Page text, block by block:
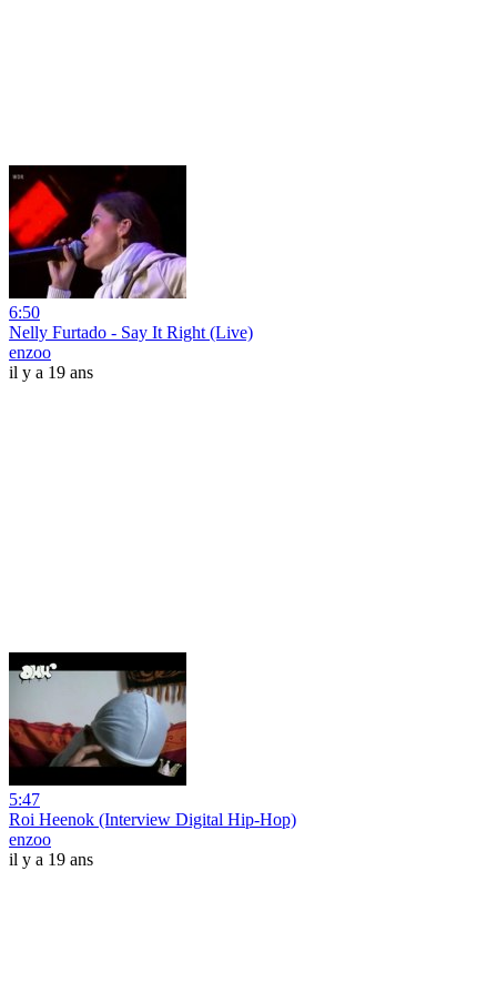
6:50
Nelly Furtado - Say It Right (Live)
enzoo
il y a 19 ans
5:47
Roi Heenok (Interview Digital Hip-Hop)
enzoo
il y a 19 ans